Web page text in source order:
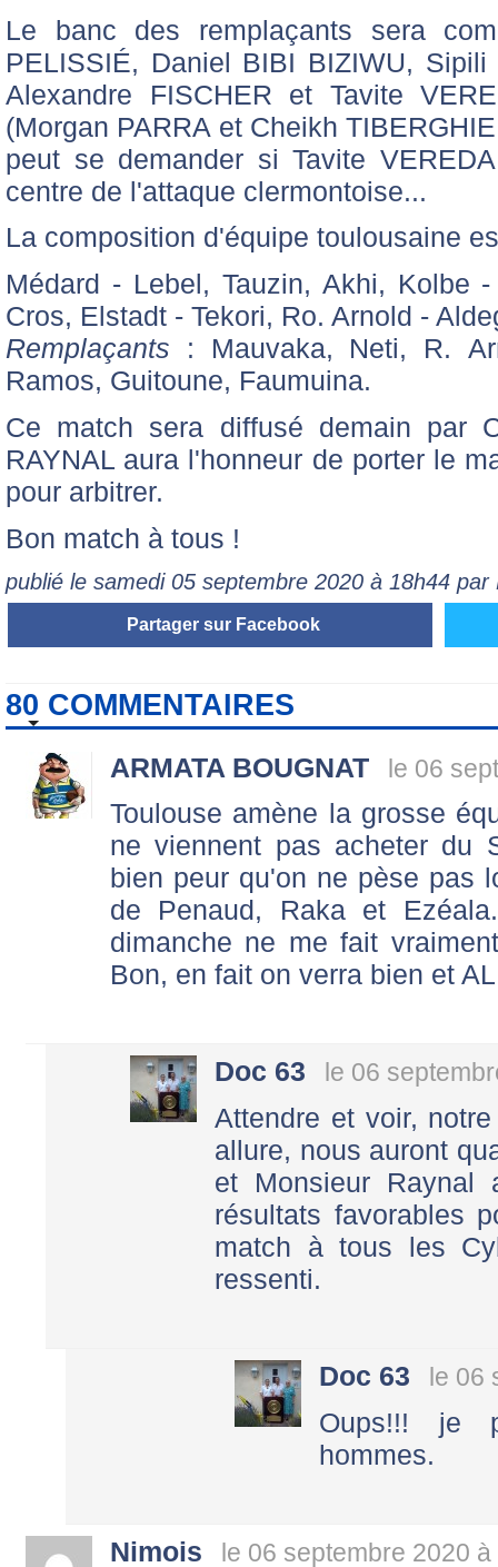
Le banc des remplaçants sera
PELISSIÉ, Daniel BIBI BIZIWU,
Alexandre FISCHER et Tavite
(Morgan PARRA et Cheikh
peut se demander si Tavite
centre de l'attaque clermontoise...
La composition d'équipe toulousaine
Médard - Lebel, Tauzin, Akhi, Kolbe
Cros, Elstadt - Tekori, Ro. Arnold -
Remplaçants : Mauvaka, Neti, R.
Ramos, Guitoune, Faumuina.
Ce match sera diffusé demain par
RAYNAL aura l'honneur de porter le
pour arbitrer.
Bon match à tous !
publié le samedi 05 septembre 2020 à 18h44 par
Partager sur Facebook
80 COMMENTAIRES
ARMATA BOUGNAT le 06
Toulouse amène la grosse
ne viennent pas acheter du
bien peur qu'on ne pèse pas
de Penaud, Raka et
dimanche ne me fait
Bon, en fait on verra bien et
Doc 63 le 06
Attendre et voir,
allure, nous auront
et Monsieur
résultats favorables
match à tous les
ressenti.
Doc 63 le 06
Oups!!! je
hommes.
Nimois le 06 septembre 2020 à